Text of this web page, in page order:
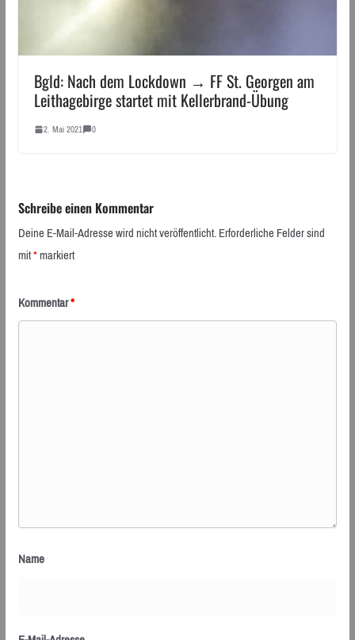
Bgld: Nach dem Lockdown → FF St. Georgen am
Leithagebirge startet mit Kellerbrand-Übung
2. Mai 2021 0
Schreibe einen Kommentar
Deine E-Mail-Adresse wird nicht veröffentlicht.Erforderliche Felder sind
mit*markiert
Kommentar*
Name